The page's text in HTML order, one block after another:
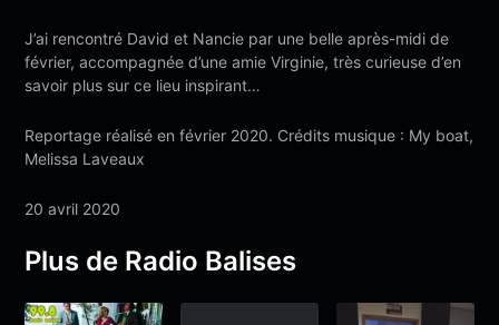
J’ai rencontré David et Nancie par une belle après-midi de
février, accompagnée d’une amie Virginie, très curieuse d’en
savoir plus sur ce lieu inspirant…
Reportage réalisé en février 2020. Crédits musique : My boat,
Melissa Laveaux
20 avril 2020
Plus de Radio Balises